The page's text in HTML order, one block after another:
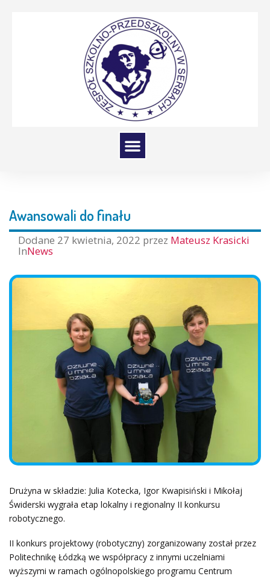
Awansowali do finału
Dodane 27 kwietnia, 2022 przez Mateusz Krasicki
InNews
Drużyna w składzie: Julia Kotecka, Igor Kwapisiński i Mikołaj
Świderski wygrała etap lokalny i regionalny II konkursu
robotycznego.
II konkurs projektowy (robotyczny) zorganizowany został przez
Politechnikę Łódzką we współpracy z innymi uczelniami
wyższymi w ramach ogólnopolskiego programu Centrum